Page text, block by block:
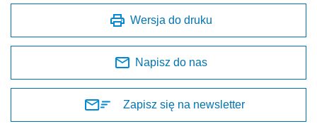
Wersja do druku
Napisz do nas
Zapisz się na newsletter